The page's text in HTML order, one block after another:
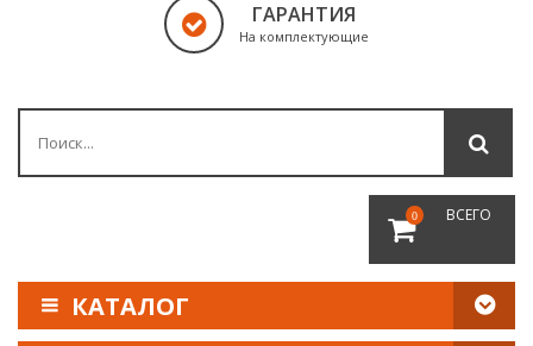
ГАРАНТИЯ
На комплектующие
0 ВСЕГО
КАТАЛОГ